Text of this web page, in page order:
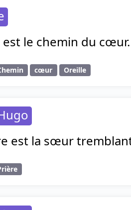
est le chemin du cœur.
cœur Oreille
est la sœur